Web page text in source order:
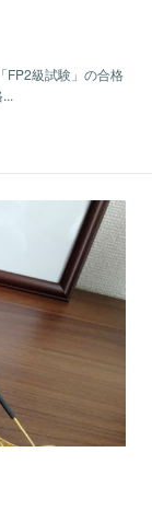
FP2級試験」の合格